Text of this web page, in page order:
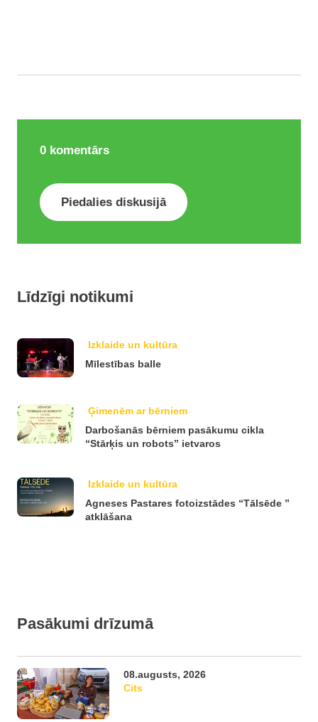
0 komentārs
Piedalies diskusijā
Līdzīgi notikumi
Izklaide un kultūra
Mīlestības balle
Ģimenēm ar bērniem
Darbošanās bērniem pasākumu cikla
“Stārķis un robots” ietvaros
Izklaide un kultūra
Agneses Pastares fotoizstādes “Tālsēde ”
atklāšana
Pasākumi drīzumā
08.augusts, 2026
Cits